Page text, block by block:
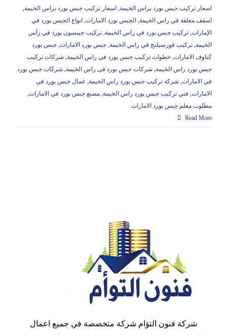
اسعار تركيب جبس بورد براس الخيمة, اسعار تركيب جبس بورد براس الخيمة,
اسقف معلقة في راس الخيمة, الجبس بورد الامارات, انواع الجبس بورد في
الإمارات, تركيب جبس بورد في راس الخيمة, تركيب جيبسون بورد في رأس
الخيمة, تركيب فورسيلنج في راس الخيمة, جبس بورد الامارات, جبس بورد
كناوف الامارات, خطوات تركيب جبس بورد في راس الخيمة, شركات تركيب
جبس بورد راس الخيمة, شركات جبس بورد فى راس الخيمة, شركات جبس بورد
في الامارات, شركة تركيب جبس بورد راس الخيمة, عمال جبس بورد في
الامارات, فني تركيب جبس بورد راس الخيمة, مصنع جبس بورد في الامارات,
مطلوب معلم جبس بورد الامارات
Read More
شركة فنون التؤام شركة متخصصة في جميع اعمال